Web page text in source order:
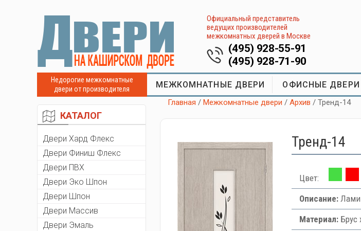
Официальный представитель
ведущих производителей
межкомнатных дверей в Москве
(495) 928-55-91
(495) 928-71-90
Недорогие межкомнатные
двери от производителя
МЕЖКОМНАТНЫЕ ДВЕРИ ОФИСНЫЕ ДВЕРИ
КАТАЛОГ
Двери Хард Флекс
Двери Финиш Флекс
Двери ПВХ
Двери Эко Шпон
Двери Шпон
Двери Массив
Двери Эмаль
Главная /Межкомнатные двери /Архив / Тренд-14
Тренд-14
Цвет:
Описание:
Материал:Брус